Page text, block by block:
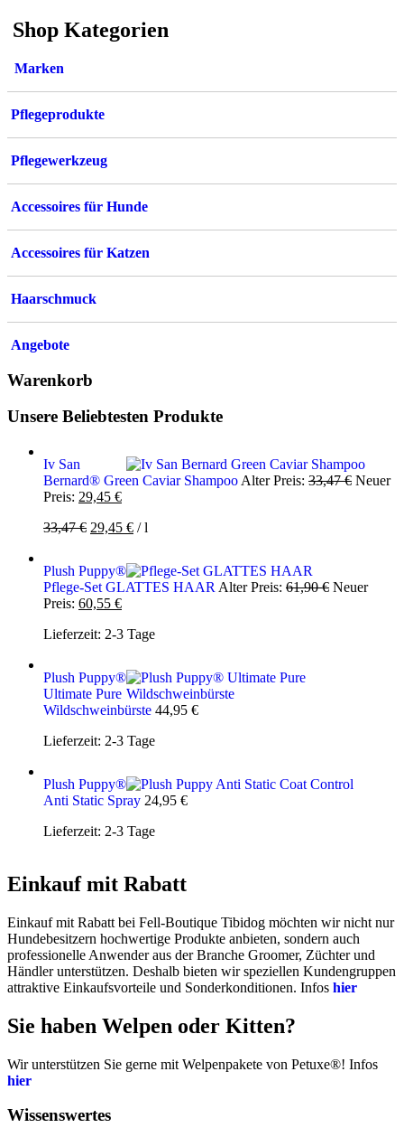
auf.
auf
gewählt
Shop Kategorien
Marken
Pflegeprodukte
Pflegewerkzeug
Accessoires für Hunde
Accessoires für Katzen
Haarschmuck
Angebote
Warenkorb
Unsere Beliebtesten Produkte
Iv San
Bernard® Green Caviar Shampoo Alter Preis: 33,47€ Neuer
Preis: 29,45 €Aktueller
ist:
33,47€ Ursprünglicher
33,47 €
29,45 €Aktueller
29,45 €.
/l
Plush Puppy®
Pflege-Set GLATTES HAAR Alter Preis: 61,90€ Neuer
Preis: 60,55 €Aktueller
ist:
Lieferzeit: 2-3 Tage
Plush Puppy®
Ultimate Pure
Wildschweinbürste 44,95 €
Lieferzeit: 2-3 Tage
Plush Puppy®
Anti Static Spray 24,95 €
Lieferzeit: 2-3 Tage
Einkauf mit Rabatt
Einkauf mit Rabatt bei Fell-Boutique Tibidog möchten wir nicht nur
Hundebesitzern hochwertige Produkte anbieten, sondern auch
professionelle Anwender aus der Branche Groomer, Züchter und
Händler unterstützen. Deshalb bieten wir speziellen Kundengruppen
attraktive Einkaufsvorteile und Sonderkonditionen. Infos hier
Sie haben Welpen oder Kitten?
Wir unterstützen Sie gerne mit Welpenpakete von Petuxe®! Infos
hier
Wissenswertes